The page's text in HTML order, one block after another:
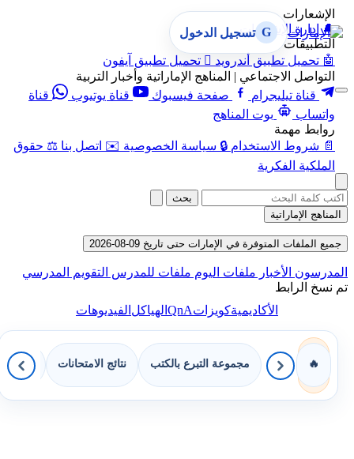
الإشعارات
🔔 إدارة الإشعارات
التطبيقات
🤖 تحميل تطبيق أندرويد  تحميل تطبيق آيفون
التواصل الاجتماعي | المناهج الإماراتية وأخبار التربية
قناة تيليجرام
صفحة فيسبوك قناة يوتيوب
قناة
واتساب
بوت المناهج
روابط مهمة
📄 شروط الاستخدام 🔒 سياسة الخصوصية ✉️ اتصل بنا ⚖️ حقوق
الملكية الفكرية
G تسجيل الدخول
بحث
المناهج الإماراتية
جميع الملفات المتوفرة في الإمارات حتى تاريخ 09-08-2026
المدرسون الأخبار ملفات اليوم ملفات للمدرس التقويم المدرسي
تم نسخ الرابط
الأكاديميةكويزاتQnAالهياكلالفيديوهات
🔥 مجموعة التبرع بالكتب نتائج الامتحانات